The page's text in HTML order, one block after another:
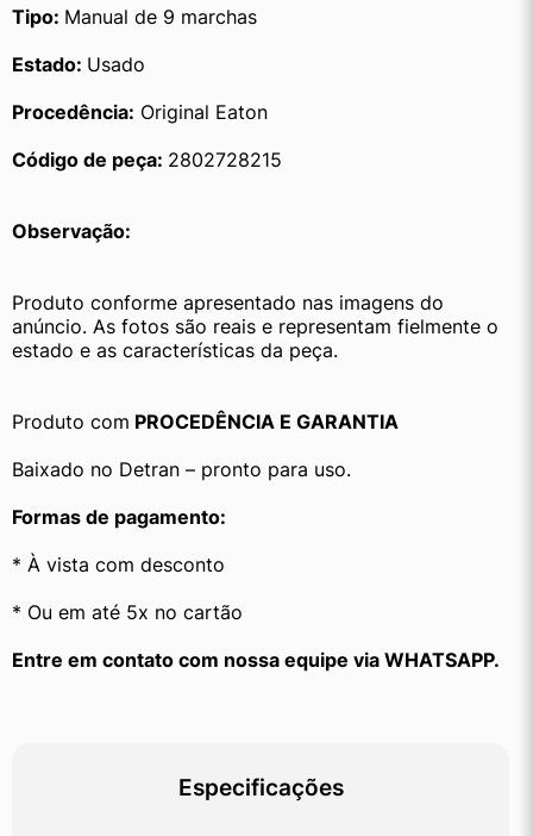
Tipo: Manual de 9 marchas
Estado: Usado
Procedência: Original Eaton
Código de peça: 2802728215
Observação:
Produto conforme apresentado nas imagens do
anúncio. As fotos são reais e representam fielmente o
estado e as características da peça.
Produto com PROCEDÊNCIA E GARANTIA
Baixado no Detran – pronto para uso.
Formas de pagamento:
* À vista com desconto
* Ou em até 5x no cartão
Entre em contato com nossa equipe via WHATSAPP.
Especificações